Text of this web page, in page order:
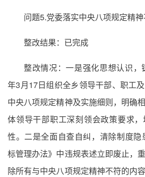
问题5.党委落实中央八项规定精神
整改结果：已完成
整改情况：一是强化思想认识
年3月17日组织全乡领导干部、职工
中央八项规定精神及实施细则，明确
体领导干部职工深刻领会政策要求
性。二是全面自查自纠，清除制度隐
标管理办法》中违规表述立即废止，
除所有与中央八项规定精神不符的内